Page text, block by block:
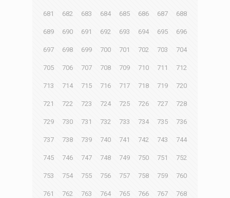
681 682 683 684 685 686 687 688
689 690 691 692 693 694 695 696
697 698 699 700 701 702 703 704
705 706 707 708 709 710 711 712
713 714 715 716 717 718 719 720
721 722 723 724 725 726 727 728
729 730 731 732 733 734 735 736
737 738 739 740 741 742 743 744
745 746 747 748 749 750 751 752
753 754 755 756 757 758 759 760
761 762 763 764 765 766 767 768